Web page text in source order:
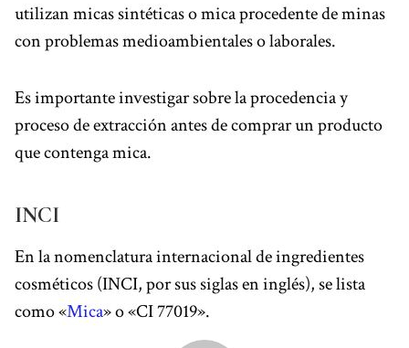
utilizan micas sintéticas o mica procedente de minas
con problemas medioambientales o laborales.
Es importante investigar sobre la procedencia y
proceso de extracción antes de comprar un producto
que contenga mica.
INCI
En la nomenclatura internacional de ingredientes
cosméticos (INCI, por sus siglas en inglés), se lista
como «Mica» o «CI 77019».